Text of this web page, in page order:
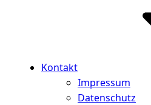
Kontakt
Impressum
Datenschutz